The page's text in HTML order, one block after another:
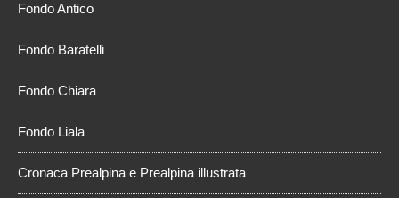
Fondo Antico
Fondo Baratelli
Fondo Chiara
Fondo Liala
Cronaca Prealpina e Prealpina illustrata